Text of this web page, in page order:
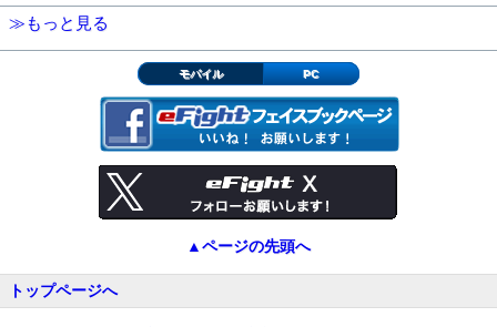
≫もっと見る
モバイル PC
▲ページの先頭へ
トップページへ